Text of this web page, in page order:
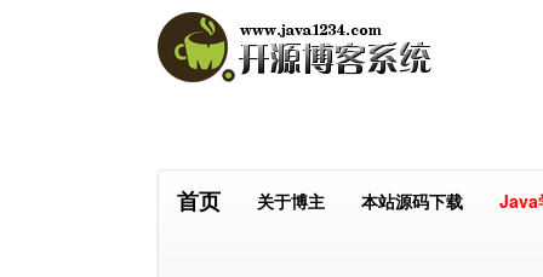
首页 关于博主 本站源码下载 Java